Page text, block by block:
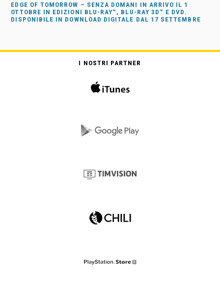
EDGE OF TOMORROW – SENZA DOMANI IN ARRIVO IL 1
OTTOBRE IN EDIZIONI BLU-RAY™, BLU-RAY 3D™ E DVD.
DISPONIBILE IN DOWNLOAD DIGITALE DAL 17 SETTEMBRE
I NOSTRI PARTNER